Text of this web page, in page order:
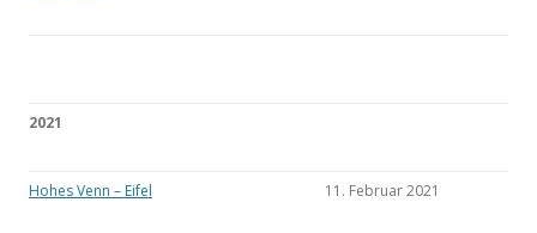
2021
Hohes Venn – Eifel 11. Februar 2021